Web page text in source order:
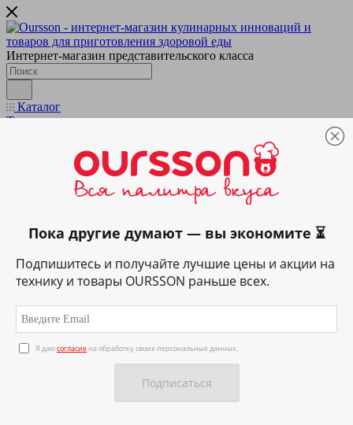
Интернет-магазин представительского класса
Каталог
Техника
Кухонные весы
Блендеры и миксеры
Мультирезки и измельчители
Домашняя газировка
Кофемашины
Соковыжималки
Термопоты
Электрические чайники
Приготовление пищи
Аэрогрили
Грили и ростеры
Пока другие думают — вы экономите ⏳
Подпишитесь и получайте лучшие цены и акции на
технику и товары OURSSON раньше всех.
Я даюсогласие на обработку своих персональных данных.